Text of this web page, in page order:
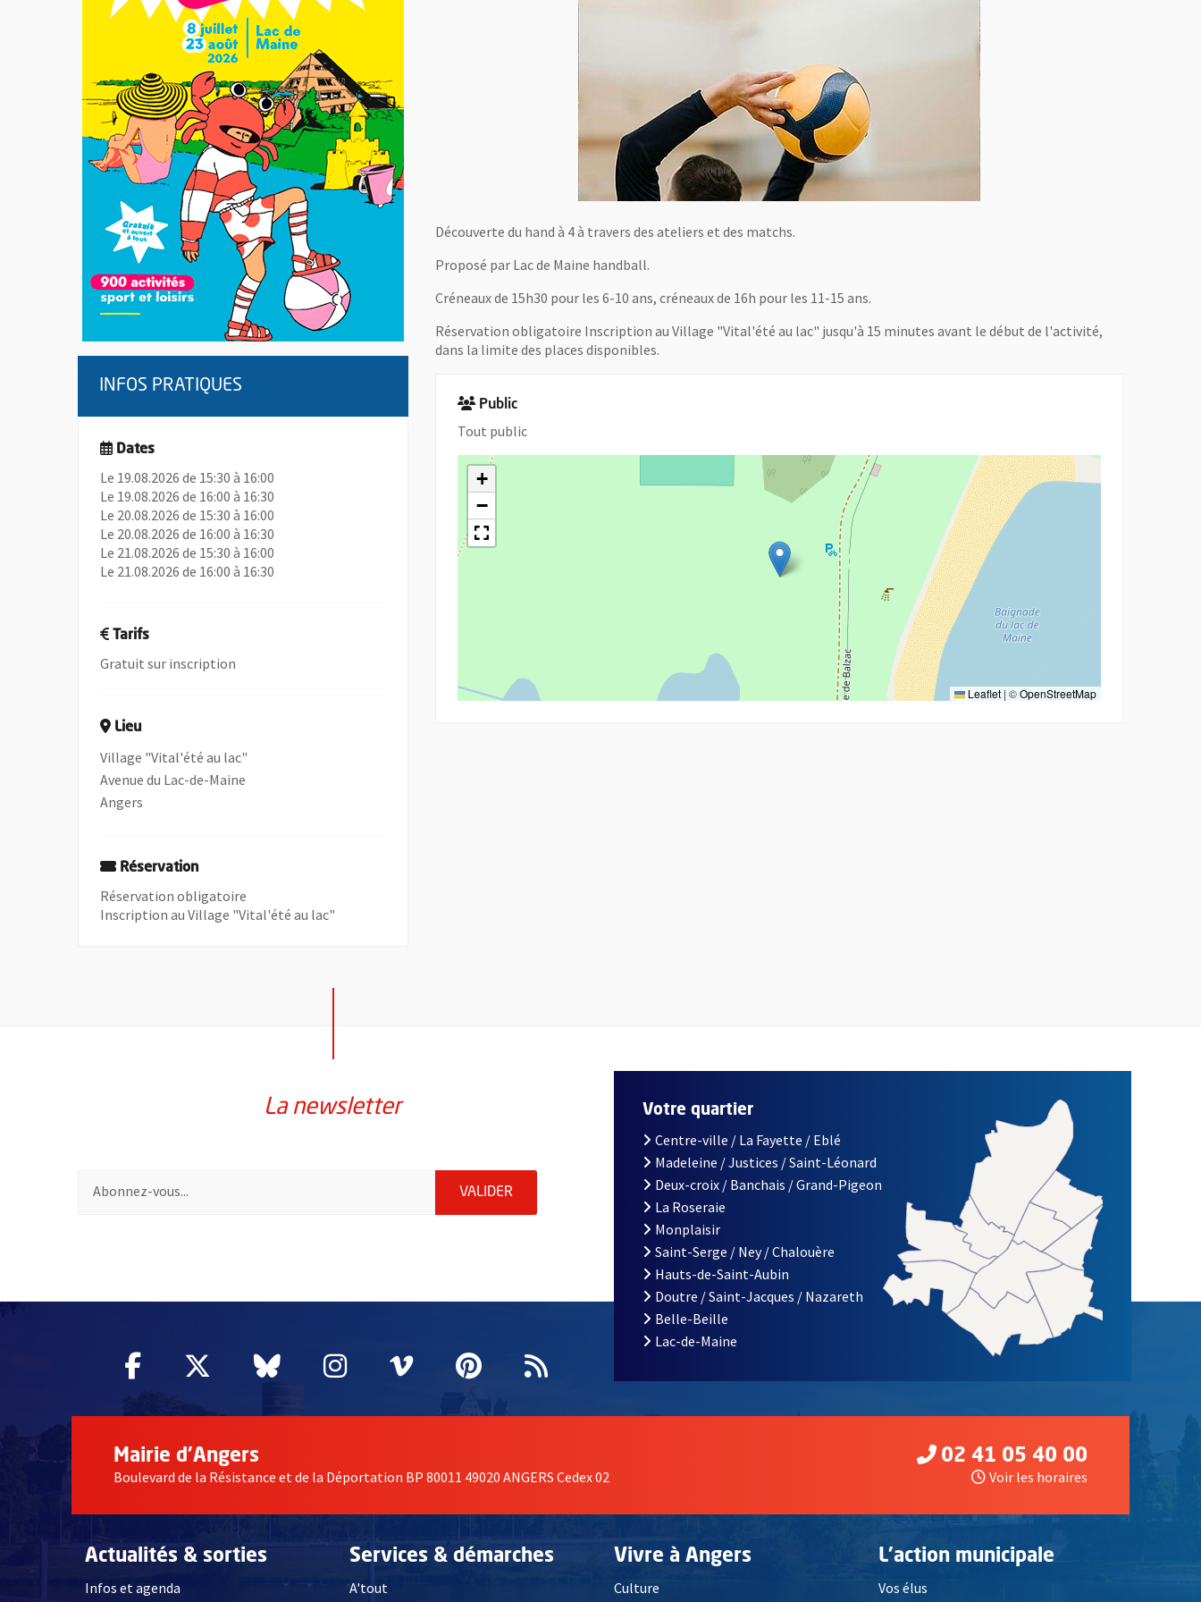
Découverte du hand à 4 à travers des ateliers et des matchs.
Proposé par Lac de Maine handball.
Créneaux de 15h30 pour les 6-10 ans, créneaux de 16h pour les 11-15 ans.
Réservation obligatoire Inscription au Village "Vital'été au lac" jusqu'à 15 minutes avant le début de l'activité,
dans la limite des places disponibles.
Public
Tout public
+
−
Leaflet | ©OpenStreetMap
INFOS PRATIQUES
Dates
Le 19.08.2026 de 15:30 à 16:00
Le 19.08.2026 de 16:00 à 16:30
Le 20.08.2026 de 15:30 à 16:00
Le 20.08.2026 de 16:00 à 16:30
Le 21.08.2026 de 15:30 à 16:00
Le 21.08.2026 de 16:00 à 16:30
Tarifs
Gratuit sur inscription
Lieu
Village "Vital'été au lac"
Avenue du Lac-de-Maine
Angers
Réservation
Réservation obligatoire
Inscription au Village "Vital'été au lac"
La newsletter
Pour vous inscrire à la lettre d'information de la ville d'Angers, indiquez votre email (champ obligatoire)
VALIDER ENVOYER MA DEMANDE D'INSCRIPTION À LA LETTRE D'INFORMATION DE LA VILLE D'ANGERS
Facebook
, Ouvre une nouvelle fenêtre
Twitter
, Ouvre une nouvelle fenêtre
Bluesky
, Ouvre une nouvelle fenêtre
Instagram
, Ouvre une nouvelle fenêtre
Vimeo
, Ouvre une nouvelle fenêtre
Pinterest
, Ouvre une nouvelle fenêtre
Flux RSS
Votre quartier
Centre-ville / La Fayette / Eblé
Madeleine / Justices / Saint-Léonard
Deux-croix / Banchais / Grand-Pigeon
La Roseraie
Monplaisir
Saint-Serge / Ney / Chalouère
Hauts-de-Saint-Aubin
Doutre / Saint-Jacques / Nazareth
Belle-Beille
Lac-de-Maine
Mairie d'Angers
Boulevard de la Résistance et de la Déportation BP 80011 49020 ANGERS Cedex 02
02 41 05 40 00
Voir les horaires
Actualités & sorties
Infos et agenda
Services & démarches
A'tout
Vivre à Angers
Culture
L'action municipale
Vos élus